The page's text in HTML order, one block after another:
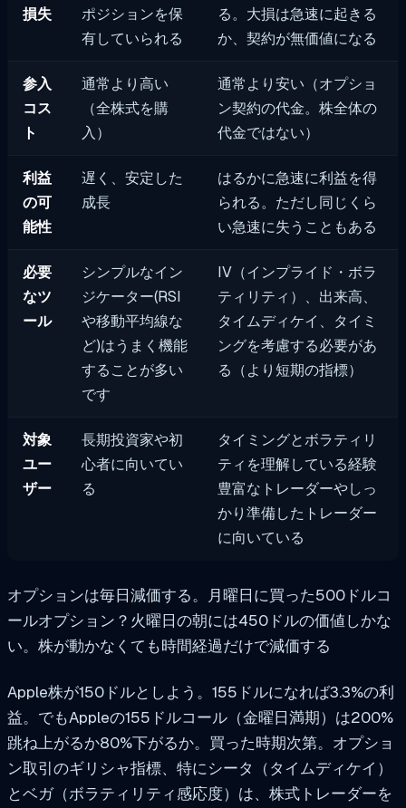
損失
ポジションを保
有していられる
る。大損は急速に起きる
か、契約が無価値になる
参入
コス
ト
通常より高い
（全株式を購
入）
通常より安い（オプショ
ン契約の代金。株全体の
代金ではない）
利益
の可
能性
遅く、安定した
成長
はるかに急速に利益を得
られる。ただし同じくら
い急速に失うこともある
必要
なツ
ール
シンプルなイン
ジケーター(RSI
や移動平均線な
ど)はうまく機能
することが多い
です
IV（インプライド・ボラ
ティリティ）、出来高、
タイムディケイ、タイミ
ングを考慮する必要があ
る（より短期の指標）
対象
ユー
ザー
長期投資家や初
心者に向いてい
る
タイミングとボラティリ
ティを理解している経験
豊富なトレーダーやしっ
かり準備したトレーダー
に向いている
オプションは毎日減価する。月曜日に買った500ドルコ
ールオプション？火曜日の朝には450ドルの価値しかな
い。株が動かなくても時間経過だけで減価する
Apple株が150ドルとしよう。155ドルになれば3.3%の利
益。でもAppleの155ドルコール（金曜日満期）は200%
跳ね上がるか80%下がるか。買った時期次第。オプショ
ン取引のギリシャ指標、特にシータ（タイムディケイ）
とベガ（ボラティリティ感応度）は、株式トレーダーを